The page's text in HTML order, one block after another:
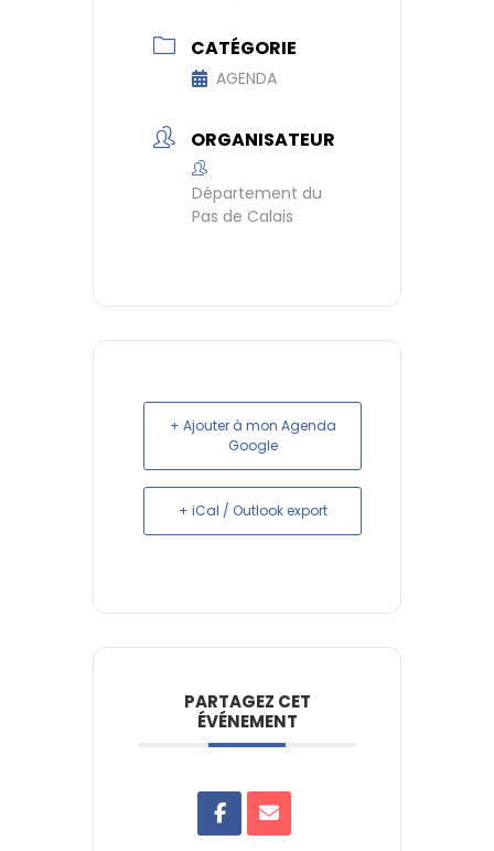
CATÉGORIE
AGENDA
ORGANISATEUR
Département du
Pas de Calais
+ Ajouter à mon Agenda
Google
+ iCal / Outlook export
PARTAGEZ CET
ÉVÉNEMENT